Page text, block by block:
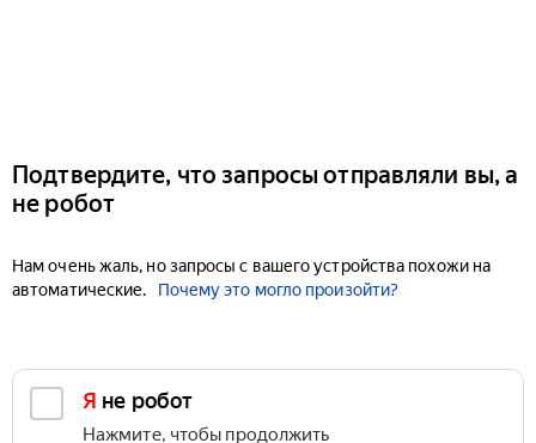
Подтвердите, что запросы отправляли вы, а
не робот
Нам очень жаль, но запросы с вашего устройства похожи на
автоматические.
Почему это могло произойти?
Я не робот
Нажмите, чтобы продолжить